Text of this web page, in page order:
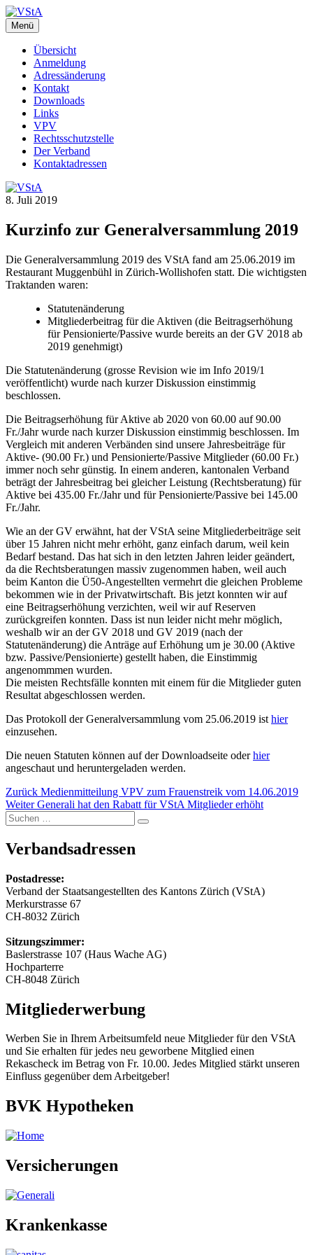
Zum
Inhalt
springen
VStA
WebSite des Verbandes der Staatsangestellten des Kantons Zürich
Menü
Übersicht
Anmeldung
Adressänderung
Kontakt
Downloads
Links
VPV
Rechtsschutzstelle
Der Verband
Kontaktadressen
8. Juli 2019
Kurzinfo zur Generalversammlung 2019
Die Generalversammlung 2019 des VStA fand am 25.06.2019 im
Restaurant Muggenbühl in Zürich-Wollishofen statt. Die wichtigsten
Traktanden waren:
Statutenänderung
Mitgliederbeitrag für die Aktiven (die Beitragserhöhung
für Pensionierte/Passive wurde bereits an der GV 2018 ab
2019 genehmigt)
Die Statutenänderung (grosse Revision wie im Info 2019/1
veröffentlicht) wurde nach kurzer Diskussion einstimmig
beschlossen.
Die Beitragserhöhung für Aktive ab 2020 von 60.00 auf 90.00
Fr./Jahr wurde nach kurzer Diskussion einstimmig beschlossen. Im
Vergleich mit anderen Verbänden sind unsere Jahresbeiträge für
Aktive- (90.00 Fr.) und Pensionierte/Passive Mitglieder (60.00 Fr.)
immer noch sehr günstig. In einem anderen, kantonalen Verband
beträgt der Jahresbeitrag bei gleicher Leistung (Rechtsberatung) für
Aktive bei 435.00 Fr./Jahr und für Pensionierte/Passive bei 145.00
Fr./Jahr.
Wie an der GV erwähnt, hat der VStA seine Mitgliederbeiträge seit
über 15 Jahren nicht mehr erhöht, ganz einfach darum, weil kein
Bedarf bestand. Das hat sich in den letzten Jahren leider geändert,
da die Rechtsberatungen massiv zugenommen haben, weil auch
beim Kanton die Ü50-Angestellten vermehrt die gleichen Probleme
bekommen wie in der Privatwirtschaft. Bis jetzt konnten wir auf
eine Beitragserhöhung verzichten, weil wir auf Reserven
zurückgreifen konnten. Dass ist nun leider nicht mehr möglich,
weshalb wir an der GV 2018 und GV 2019 (nach der
Statutenänderung) die Anträge auf Erhöhung um je 30.00 (Aktive
bzw. Passive/Pensionierte) gestellt haben, die Einstimmig
angenommmen wurden.
Die meisten Rechtsfälle konnten mit einem für die Mitglieder guten
Resultat abgeschlossen werden.
Das Protokoll der Generalversammlung vom 25.06.2019 ist hier
einzusehen.
Die neuen Statuten können auf der Downloadseite oderhier
angeschaut und heruntergeladen werden.
Beitragsnavigation
Zurück Vorheriger
Beitrag:
Medienmitteilung VPV zum Frauenstreik vom 14.06.2019
Weiter Nächster
Beitrag:
Generali hat den Rabatt für VStA Mitglieder erhöht
Suchen
nach:
Suchen
Verbandsadressen
Postadresse:
Verband der Staatsangestellten des Kantons Zürich (VStA)
Merkurstrasse 67
CH-8032 Zürich
Sitzungszimmer:
Baslerstrasse 107 (Haus Wache AG)
Hochparterre
CH-8048 Zürich
Mitgliederwerbung
Werben Sie in Ihrem Arbeitsumfeld neue Mitglieder für den VStA
und Sie erhalten für jedes neu geworbene Mitglied einen
Rekascheck im Betrag von Fr. 10.00. Jedes Mitglied stärkt unseren
Einfluss gegenüber dem Arbeitgeber!
BVK Hypotheken
Versicherungen
Krankenkasse